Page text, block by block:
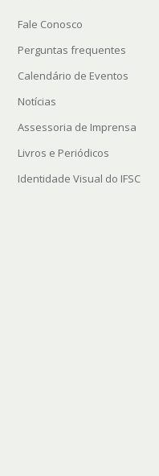
Fale Conosco
Perguntas frequentes
Calendário de Eventos
Notícias
Assessoria de Imprensa
Livros e Periódicos
Identidade Visual do IFSC